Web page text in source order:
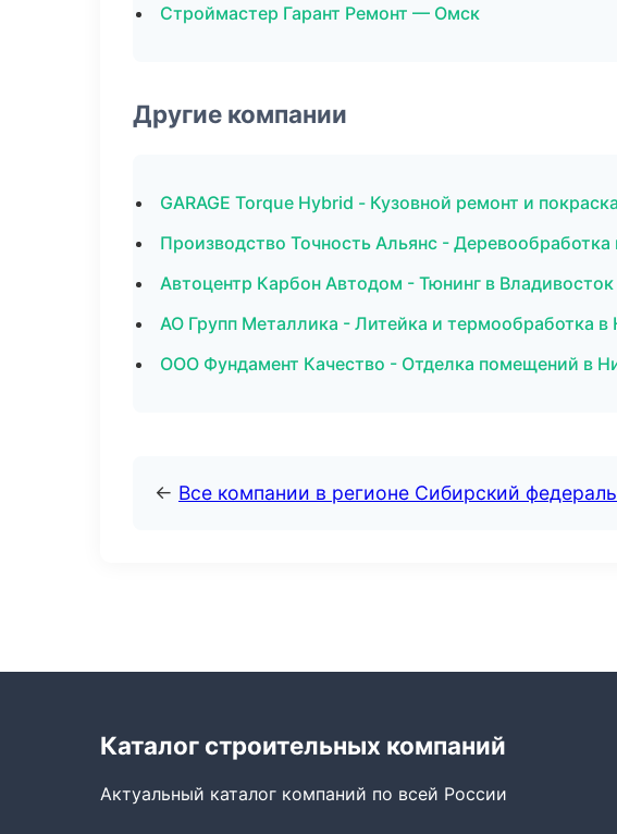
Строймастер Гарант Ремонт — Омск
Другие компании
GARAGE Torque Hybrid - Кузовной ремонт и
Производство Точность Альянс -
Автоцентр Карбон Автодом - Тюнинг в Владивосток
АО Групп Металлика - Литейка и термообработка в
ООО Фундамент Качество - Отделка помещений в
← Все компании в регионе Сибирский
Каталог строительных компаний
Актуальный каталог компаний по всей России